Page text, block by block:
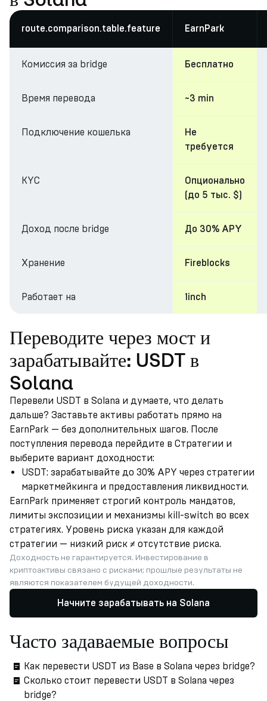
route.comparison.table.feature EarnPark
Комиссия за bridge Бесплатно
Время перевода ~3 min
Подключение кошелька
Не
требуется
KYC
Опционально
(до 5 тыс. $)
Доход после bridge До 30% APY
Хранение Fireblocks
Работает на 1inch
Переводите через мост и
зарабатывайте: USDT в
Solana
Перевели USDT в Solana и думаете, что делать
дальше? Заставьте активы работать прямо на
EarnPark — без дополнительных шагов. После
поступления перевода перейдите в Стратегии и
выберите вариант доходности:
USDT: зарабатывайте до 30% APY через стратегии
маркетмейкинга и предоставления ликвидности.
EarnPark применяет строгий контроль мандатов,
лимиты экспозиции и механизмы kill-switch во всех
стратегиях. Уровень риска указан для каждой
стратегии — низкий риск ≠ отсутствие риска.
Доходность не гарантируется. Инвестирование в
криптоактивы связано с рисками; прошлые результаты не
являются показателем будущей доходности.
Начните зарабатывать на Solana
Часто задаваемые вопросы
Как перевести USDT из Base в Solana через bridge?
Сколько стоит перевести USDT в Solana через
bridge?